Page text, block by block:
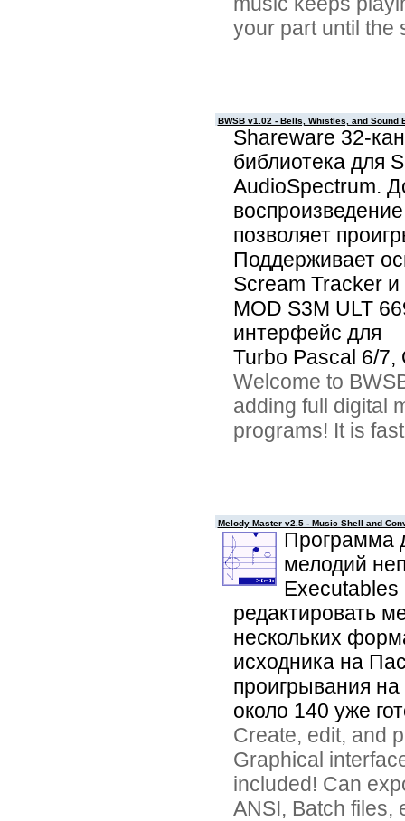
your part until the
BWSB v1.02 - Bells, Whistles, and Sound
Shareware 32-
библиотека для
AudioSpectrum.
позволяет
Поддерживает
Scream Tracker
MOD S3M ULT
интерфейс для
Turbo Pascal 6/7,
Welcome to
adding full digital
programs! It is
Melody Master v2.5 - Music Shell and
Программа
мелодий
Executables
редактировать
нескольких
исходника на
проигрывания
около 140 уже
Create, edit, and
Graphical
included! Can
ANSI, Batch files,